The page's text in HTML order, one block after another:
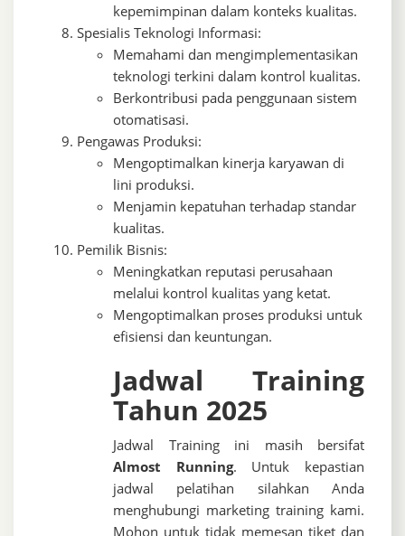
kepemimpinan dalam konteks kualitas.
Spesialis Teknologi Informasi:
Memahami dan mengimplementasikan
teknologi terkini dalam kontrol kualitas.
Berkontribusi pada penggunaan sistem
otomatisasi.
Pengawas Produksi:
Mengoptimalkan kinerja karyawan di
lini produksi.
Menjamin kepatuhan terhadap standar
kualitas.
Pemilik Bisnis:
Meningkatkan reputasi perusahaan
melalui kontrol kualitas yang ketat.
Mengoptimalkan proses produksi untuk
efisiensi dan keuntungan.
Jadwal Training
Tahun 2025
Jadwal Training ini masih bersifat
Almost Running. Untuk kepastian
jadwal pelatihan silahkan Anda
menghubungi marketing training kami.
Mohon untuk tidak memesan tiket dan